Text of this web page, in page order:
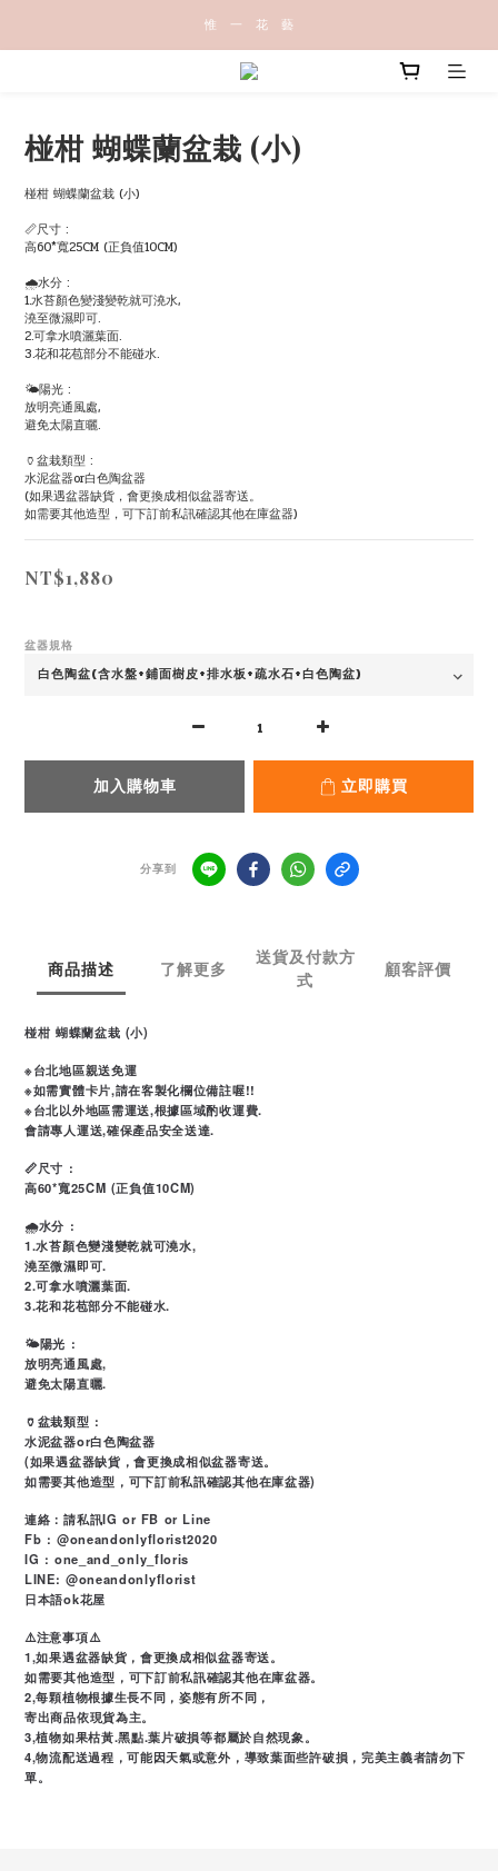
惟   一   花   藝
椪柑 蝴蝶蘭盆栽 (小)
椪柑 蝴蝶蘭盆栽 (小)
📏尺寸 :
高60*寬25CM (正負值10CM)
🌧水分 :
1.水苔顏色變淺變乾就可澆水,
澆至微濕即可.
2.可拿水噴灑葉面.
3.花和花苞部分不能碰水.
🌤陽光 :
放明亮通風處,
避免太陽直曬.
🏺盆栽類型 :
水泥盆器or白色陶盆器
(如果遇盆器缺貨，會更換成相似盆器寄送。
如需要其他造型，可下訂前私訊確認其他在庫盆器)
NT$1,880
盆器規格
加入購物車 立即購買
分享到
商品描述 了解更多
送貨及付款方
式
顧客評價
椪柑 蝴蝶蘭盆栽 (小)
※台北地區親送免運
※如需實體卡片,請在客製化欄位備註喔!!
※台北以外地區需運送,根據區域酌收運費.
會請專人運送,確保產品安全送達.
📏尺寸 :
高60*寬25CM (正負值10CM)
🌧水分 :
1.水苔顏色變淺變乾就可澆水,
澆至微濕即可.
2.可拿水噴灑葉面.
3.花和花苞部分不能碰水.
🌤陽光 :
放明亮通風處,
避免太陽直曬.
🏺盆栽類型 :
水泥盆器or白色陶盆器
(如果遇盆器缺貨，會更換成相似盆器寄送。
如需要其他造型，可下訂前私訊確認其他在庫盆器)
連絡：請私訊IG or FB or Line
Fb : @oneandonlyflorist2020
IG : one_and_only_floris
LINE: @oneandonlyflorist
日本語ok花屋
⚠️注意事項⚠️
1,如果遇盆器缺貨，會更換成相似盆器寄送。
如需要其他造型，可下訂前私訊確認其他在庫盆器。
2,每顆植物根據生長不同，姿態有所不同，
寄出商品依現貨為主。
3,植物如果枯黃.黑點.葉片破損等都屬於自然現象。
4,物流配送過程，可能因天氣或意外，導致葉面些許破損，完美主義者請勿下
單。